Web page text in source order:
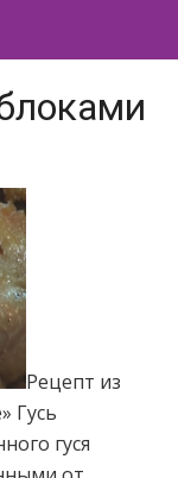
Рецепт из
Гусь
гуся